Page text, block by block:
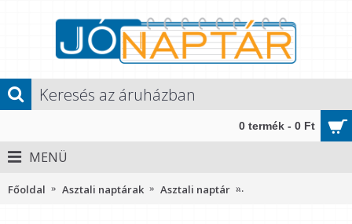
0 termék - 0 Ft
MENÜ
Főoldal Asztali naptárak Asztali naptár